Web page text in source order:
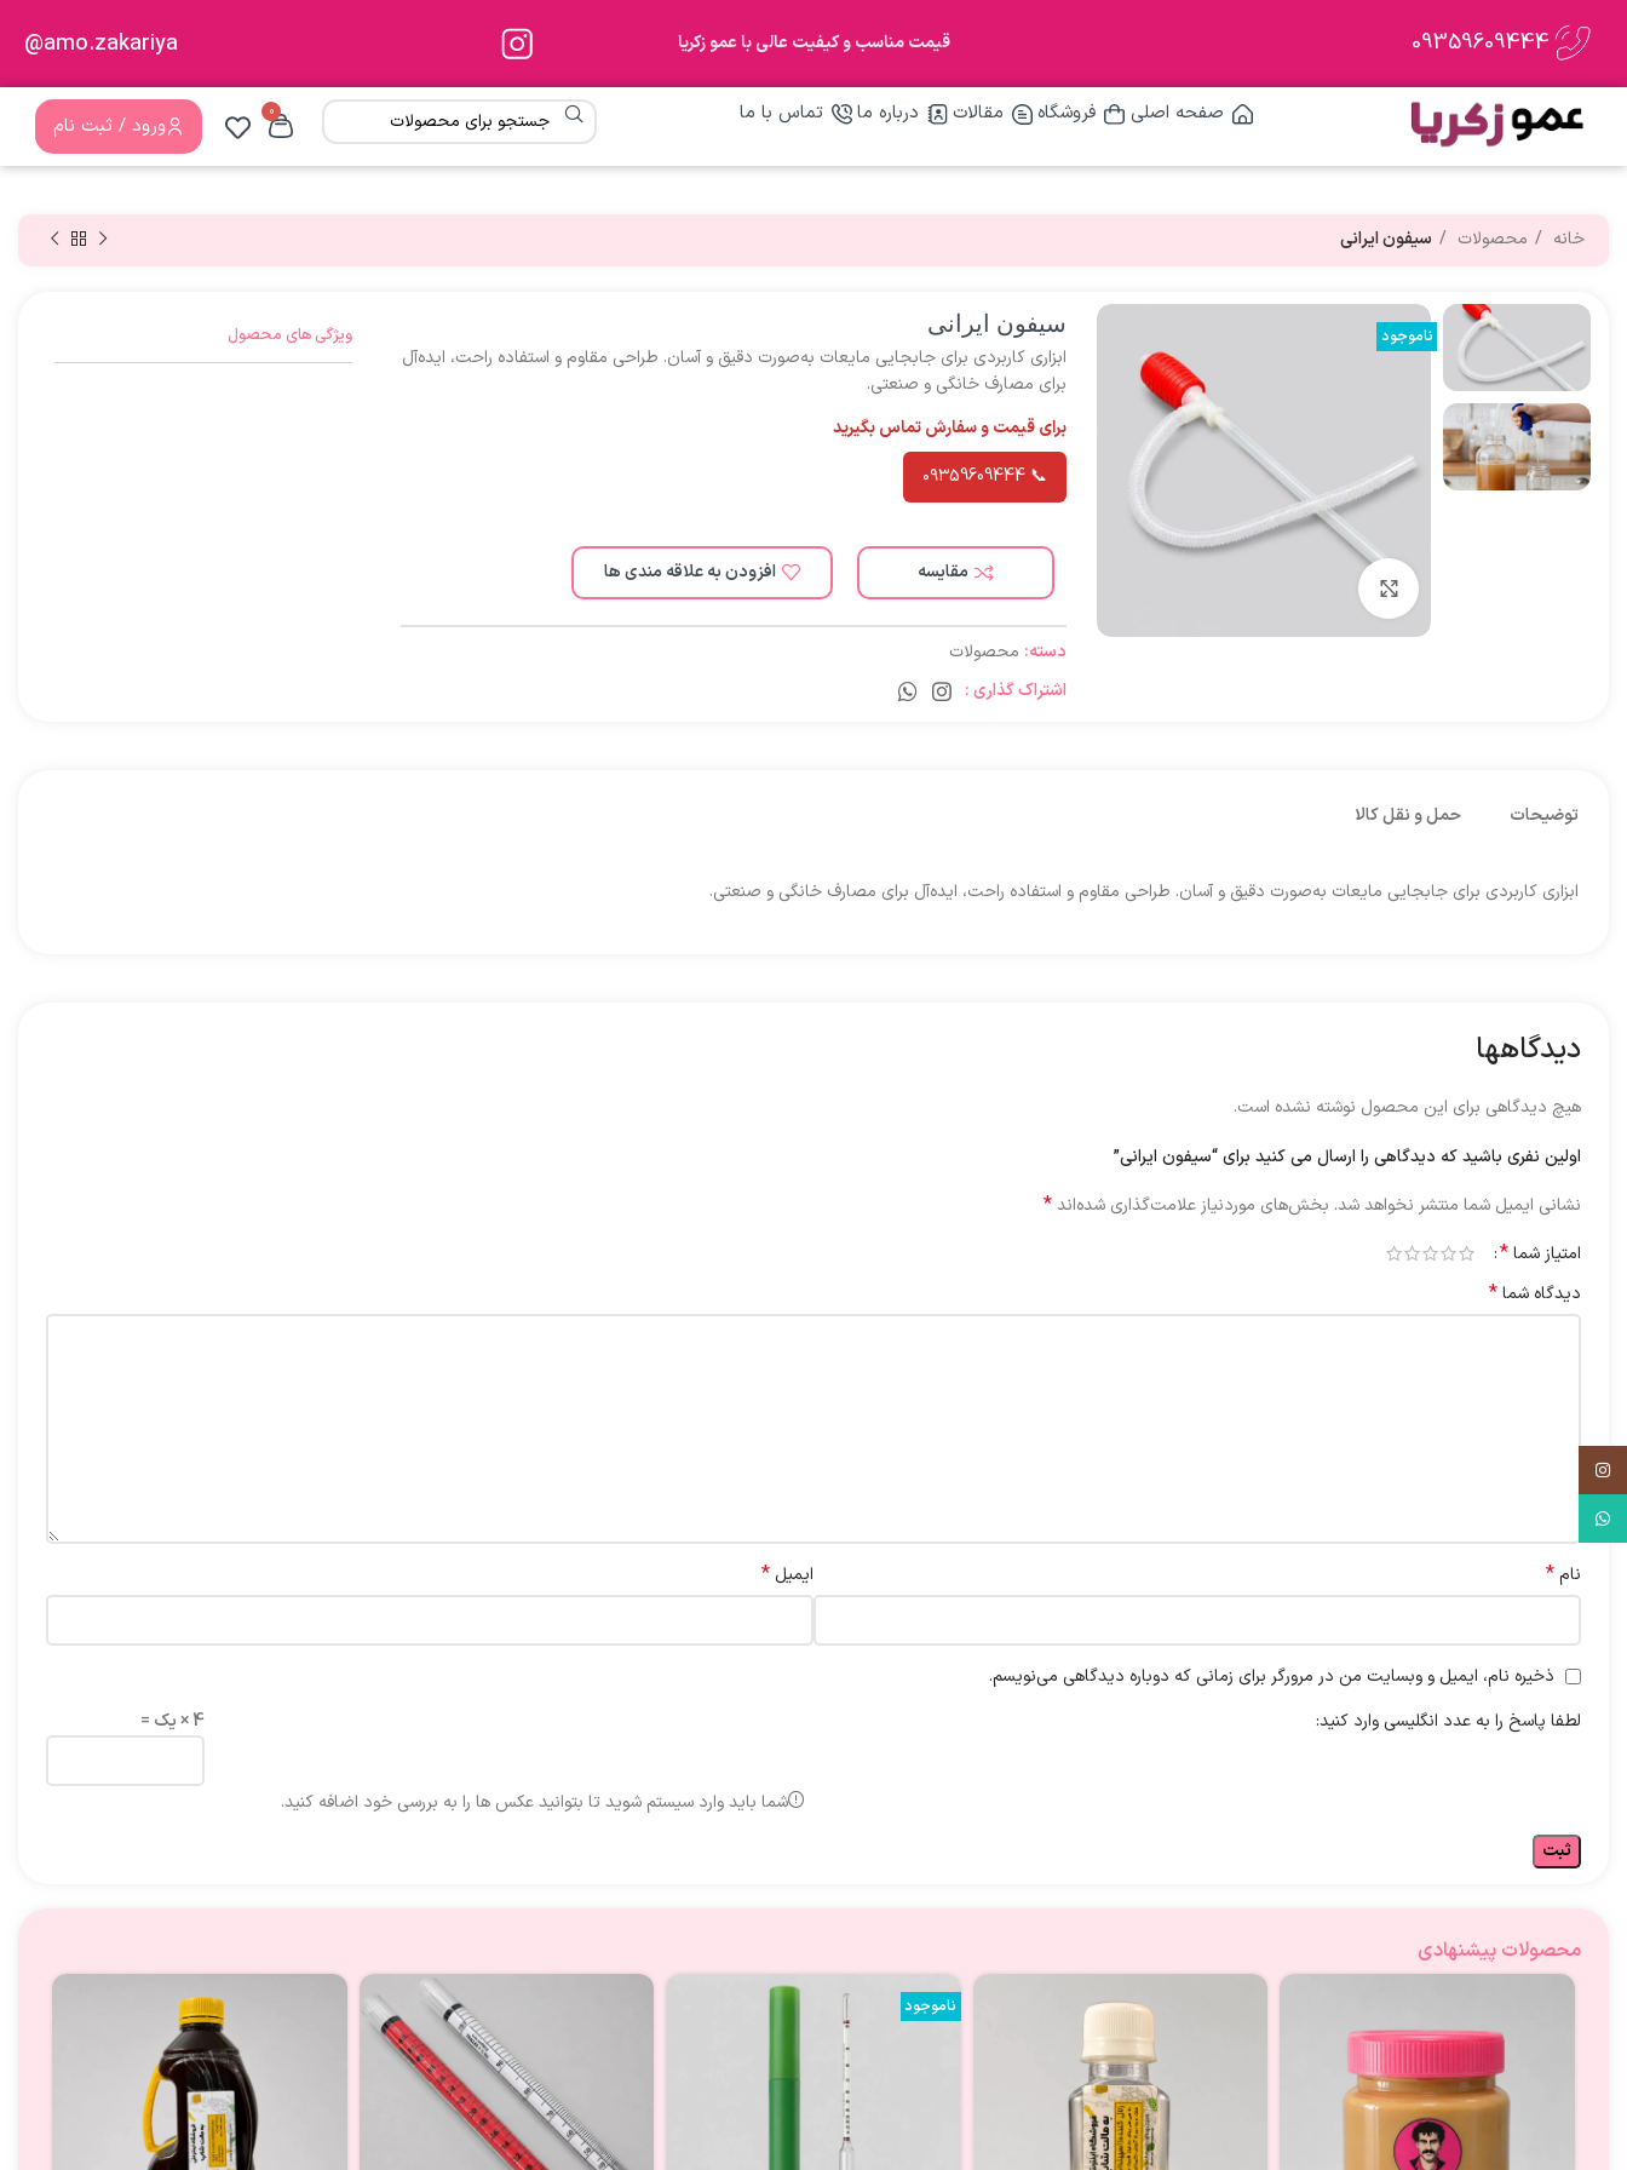
09359609444 قیمت مناسب و کیفیت عالی با عمو زکریا amo.zakariya@
صفحه اصلی فروشگاه مقالات درباره ما تماس با ما 0
ورود / ثبت نام
خانه محصولات سیفون ایرانی
ناموجود سیفون ایرانی
ابزاری کاربردی برای جابجایی مایعات به‌صورت دقیق و آسان. طراحی مقاوم و استفاده راحت، ایده‌آل
برای مصارف خانگی و صنعتی.
برای قیمت و سفارش تماس بگیرید
📞 ۰۹۳59609444
مقایسه افزودن به علاقه مندی ها
دسته: محصولات
اشتراک گذاری :
ویژگی های محصول
توضیحات حمل و نقل کالا
ابزاری کاربردی برای جابجایی مایعات به‌صورت دقیق و آسان. طراحی مقاوم و استفاده راحت، ایده‌آل برای مصارف خانگی و صنعتی.
دیدگاهها
هیچ دیدگاهی برای این محصول نوشته نشده است.
اولین نفری باشید که دیدگاهی را ارسال می کنید برای “سیفون ایرانی”
نشانی ایمیل شما منتشر نخواهد شد. بخش‌های موردنیاز علامت‌گذاری شده‌اند*
امتیاز شما*
دیدگاه شما*
نام* ایمیل *
ذخیره نام، ایمیل و وبسایت من در مرورگر برای زمانی که دوباره دیدگاهی می‌نویسم.
لطفا پاسخ را به عدد انگلیسی وارد کنید:
4 × یک =
شما باید وارد سیستم شوید تا بتوانید عکس ها را به بررسی خود اضافه کنید.
محصولات پیشنهادی
ناموجود